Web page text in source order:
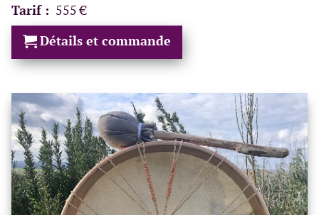
Tarif : 555 €
Détails et commande